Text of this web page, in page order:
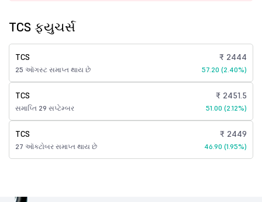
TCS ફ્યુચર્સ
TCS
25 ઑગસ્ટ સમાપ્ત થાય છે
₹ 2444
57.20 (2.40%)
TCS
સમાપ્તિ 29 સપ્ટેમ્બર
₹ 2451.5
51.00 (2.12%)
TCS
27 ઑક્ટોબર સમાપ્ત થાય છે
₹ 2449
46.90 (1.95%)